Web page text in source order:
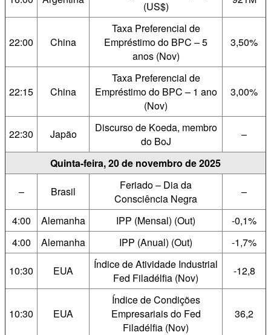
(US$)
22:00 China
Taxa Preferencial de
Empréstimo do BPC – 5
anos (Nov)
3,50%
22:15 China
Taxa Preferencial de
Empréstimo do BPC – 1 ano
(Nov)
3,00%
22:30 Japão
Discurso de Koeda, membro
do BoJ
–
Quinta-feira, 20 de novembro de 2025
– Brasil
Feriado – Dia da
Consciência Negra
–
4:00 Alemanha IPP (Mensal) (Out)
-0,1%
4:00
Alemanha IPP (Anual) (Out) -1,7%
10:30 EUA
Índice de Atividade Industrial
Fed Filadélfia (Nov)
-12,8
10:30 EUA
Índice de Condições
Empresariais do Fed
Filadélfia (Nov)
36,2